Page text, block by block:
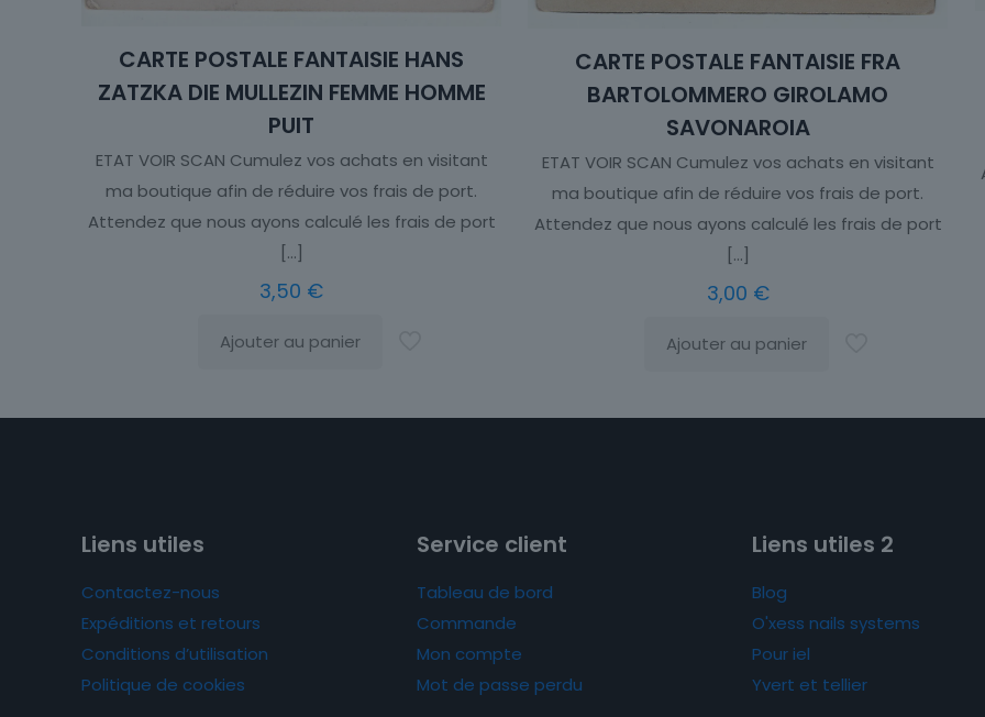
CARTE POSTALE FANTAISIE HANS
ZATZKA DIE MULLEZIN FEMME HOMME
PUIT
ETAT VOIR SCAN Cumulez vos achats en visitant
ma boutique afin de réduire vos frais de port.
Attendez que nous ayons calculé les frais de port
[…]
3,50 €
Ajouter au panier
CARTE POSTALE FANTAISIE FRA
BARTOLOMMERO GIROLAMO
SAVONAROIA
ETAT VOIR SCAN Cumulez vos achats en visitant
ma boutique afin de réduire vos frais de port.
Attendez que nous ayons calculé les frais de port
[…]
3,00 €
Ajouter au panier
Liens utiles
Contactez-nous
Expéditions et retours
Conditions d’utilisation
Politique de cookies
Service client
Tableau de bord
Commande
Mon compte
Mot de passe perdu
Liens utiles 2
Blog
O'xess nails systems
Pour iel
Yvert et tellier